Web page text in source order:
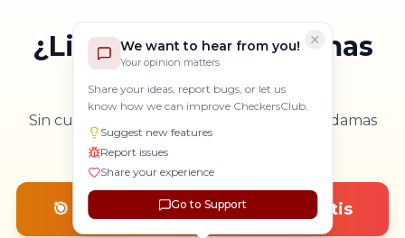
We want to hear from you!
Your opinion matters
Share your ideas, report bugs, or let us
know how we can improve CheckersClub.
Suggest new features
Report issues
Share your experience
Go to Support
¿Listo para jugar Damas
Españolas?
Sin cuentas, sin descargas, sin costos. Solo damas
españolas puras en tu navegador.
🎯 Jugar Damas Españolas — Gratis